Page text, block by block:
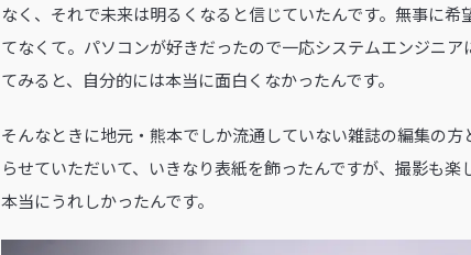
なく、それで未来は明るくなると信じていたんです。無事に
てなくて。パソコンが好きだったので一応システムエンジニ
てみると、自分的には本当に面白くなかったんです。
そんなときに地元・熊本でしか流通していない雑誌の編集の
らせていただいて、いきなり表紙を飾ったんですが、撮影も
本当にうれしかったんです。